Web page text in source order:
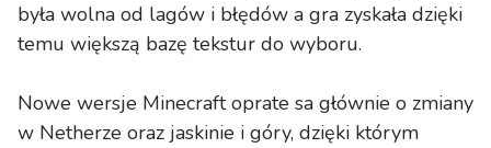
była wolna od lagów i błędów a gra zyskała dzięki
temu większą bazę tekstur do wyboru.
Nowe wersje Minecraft oprate sa głównie o zmiany
w Netherze oraz jaskinie i góry, dzięki którym